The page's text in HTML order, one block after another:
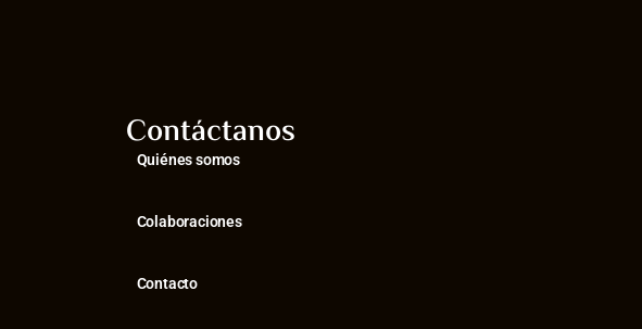
Contáctanos
Quiénes somos
Colaboraciones
Contacto